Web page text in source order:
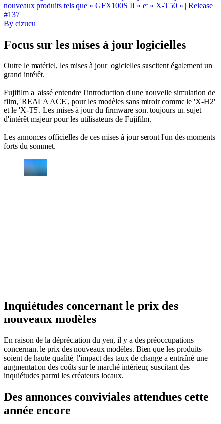
nouveaux produits tels que « GFX100S II » et « X-T50 » | Release
#137
By cizucu
Focus sur les mises à jour logicielles
Outre le matériel, les mises à jour logicielles suscitent également un
grand intérêt.
Fujifilm a laissé entendre l'introduction d'une nouvelle simulation de
film, 'REALA ACE', pour les modèles sans miroir comme le 'X-H2'
et le 'X-T5'. Les mises à jour du firmware sont toujours un sujet
d'intérêt majeur pour les utilisateurs de Fujifilm.
Les annonces officielles de ces mises à jour seront l'un des moments
forts du sommet.
Inquiétudes concernant le prix des
nouveaux modèles
En raison de la dépréciation du yen, il y a des préoccupations
concernant le prix des nouveaux modèles. Bien que les produits
soient de haute qualité, l'impact des taux de change a entraîné une
augmentation des coûts sur le marché intérieur, suscitant des
inquiétudes parmi les créateurs locaux.
Des annonces conviviales attendues cette
année encore